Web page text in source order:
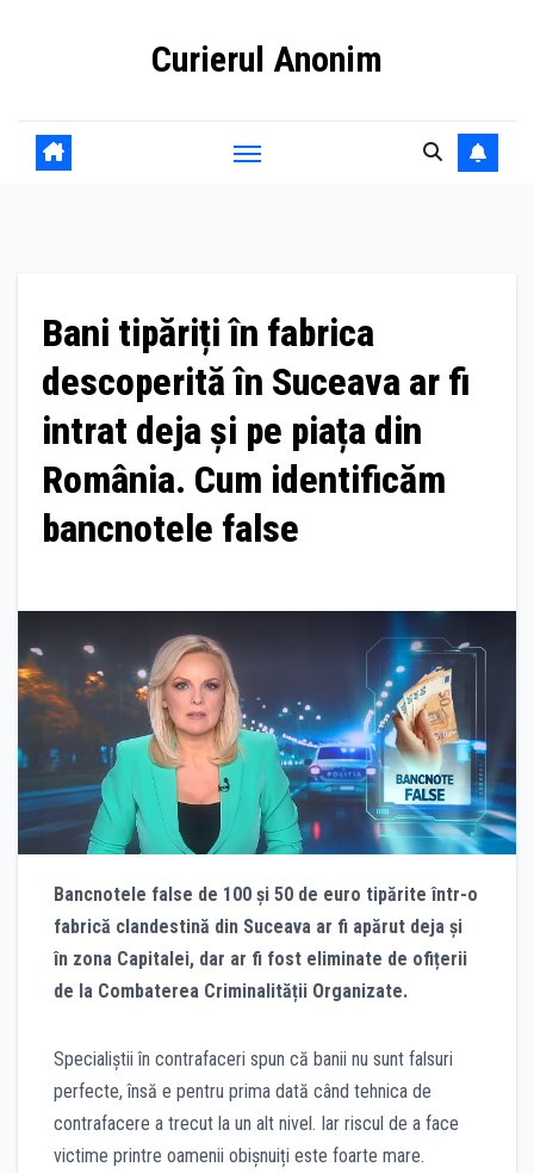
Curierul Anonim
Bani tipăriți în fabrica
descoperită în Suceava ar fi
intrat deja și pe piața din
România. Cum identificăm
bancnotele false
Bancnotele false de 100 și 50 de euro tipărite într-o
fabrică clandestină din Suceava ar fi apărut deja și
în zona Capitalei, dar ar fi fost eliminate de ofițerii
de la Combaterea Criminalității Organizate.
Specialiștii în contrafaceri spun că banii nu sunt falsuri
perfecte, însă e pentru prima dată când tehnica de
contrafacere a trecut la un alt nivel. Iar riscul de a face
victime printre oamenii obișnuiți este foarte mare.